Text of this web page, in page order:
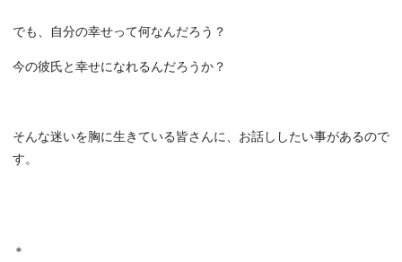
でも、自分の幸せって何なんだろう？
今の彼氏と幸せになれるんだろうか？
そんな迷いを胸に生きている皆さんに、お話ししたい事があるので
す。
＊